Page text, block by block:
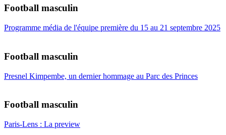
Football masculin
Programme média de l'équipe première du 15 au 21 septembre 2025
Football masculin
Presnel Kimpembe, un dernier hommage au Parc des Princes
Football masculin
Paris-Lens : La preview